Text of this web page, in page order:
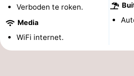
Port
-
Verboden te roken.
Media
WiFi internet.